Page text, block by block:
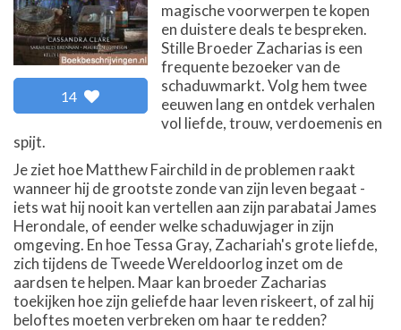
14
magische voorwerpen te kopen
en duistere deals te bespreken.
Stille Broeder Zacharias is een
frequente bezoeker van de
schaduwmarkt. Volg hem twee
eeuwen lang en ontdek verhalen
vol liefde, trouw, verdoemenis en
spijt.
Je ziet hoe Matthew Fairchild in de problemen raakt
wanneer hij de grootste zonde van zijn leven begaat -
iets wat hij nooit kan vertellen aan zijn parabatai James
Herondale, of eender welke schaduwjager in zijn
omgeving. En hoe Tessa Gray, Zachariah's grote liefde,
zich tijdens de Tweede Wereldoorlog inzet om de
aardsen te helpen. Maar kan broeder Zacharias
toekijken hoe zijn geliefde haar leven riskeert, of zal hij
beloftes moeten verbreken om haar te redden?